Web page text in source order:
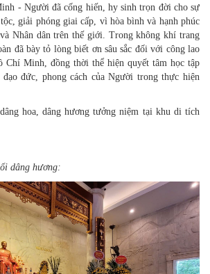
- Người đã cống hiến, hy sinh trọn đời cho sự
giải phóng giai cấp, vì hòa bình và hạnh phúc
Nhân dân trên thế giới. Trong không khí trang
đã bày tỏ lòng biết ơn sâu sắc đối với công lao
Chí Minh, đồng thời thể hiện quyết tâm học tập
đức, phong cách của Người trong thực hiện
hoa, dâng hương tưởng niệm tại khu di tích
dâng hương: